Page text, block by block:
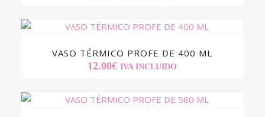
VASO TÉRMICO PROFE DE 400 ML
12.00€ IVA INCLUIDO